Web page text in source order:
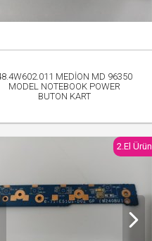
MEDİON MD 96350
MODEL NOTEBOOK POWER
BUTON KART
2.El Ürün